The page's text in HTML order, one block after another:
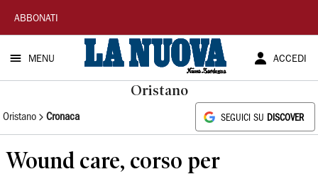
La
Nuova
Sardegna
ABBONATI
MENU ACCEDI
Oristano
Oristano Cronaca SEGUICI SU DISCOVER
Wound care, corso per